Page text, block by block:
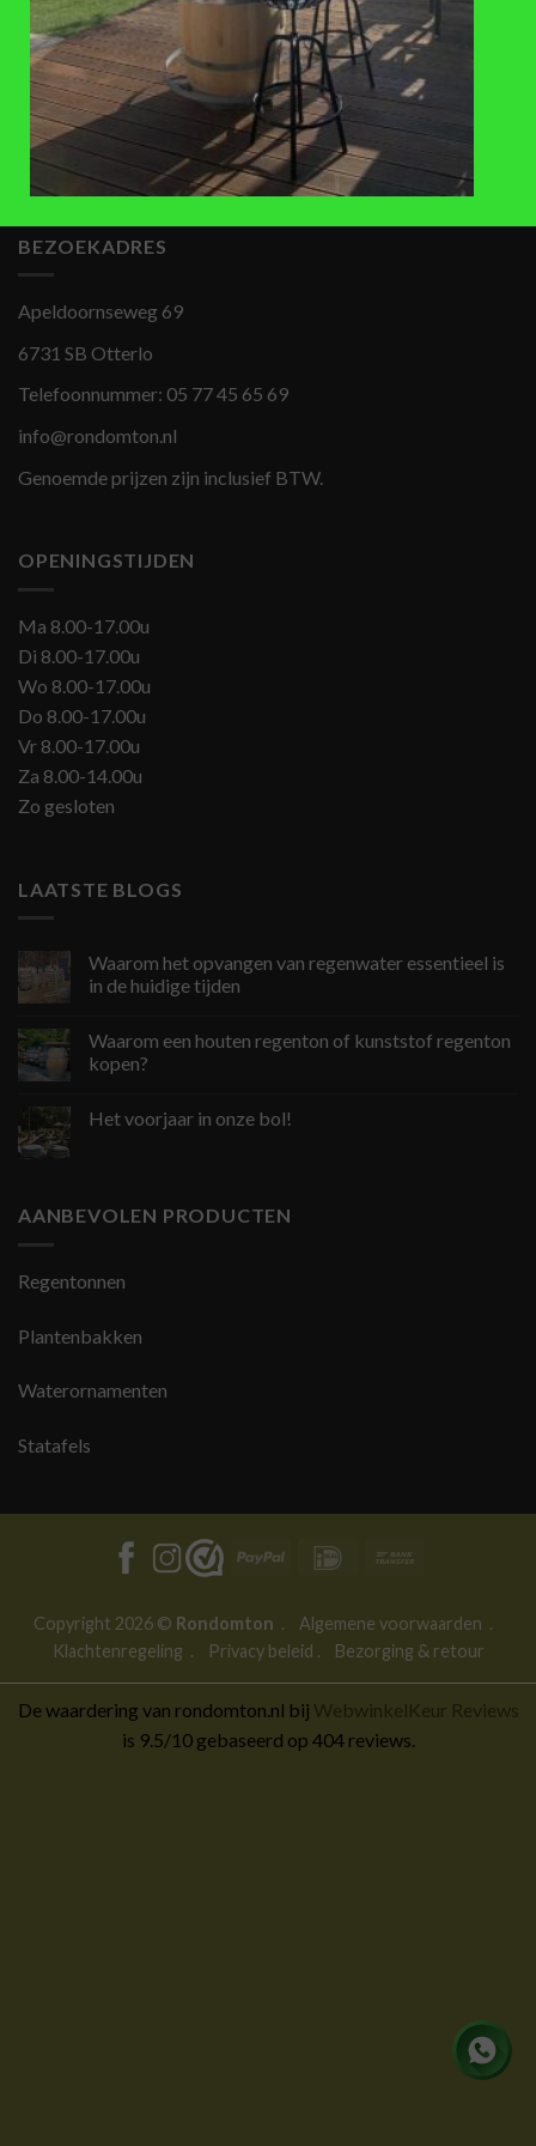
Terrastafels in de horeca
BEZOEKADRES
Apeldoornseweg 69
6731 SB Otterlo
Telefoonnummer: 05 77 45 65 69
info@rondomton.nl
Genoemde prijzen zijn inclusief BTW.
OPENINGSTIJDEN
Ma 8.00-17.00u
Di 8.00-17.00u
Wo 8.00-17.00u
Do 8.00-17.00u
Vr 8.00-17.00u
Za 8.00-14.00u
Zo gesloten
LAATSTE BLOGS
Waarom het opvangen van regenwater essentieel is
in de huidige tijden
Waarom een houten regenton of kunststof regenton
kopen?
Het voorjaar in onze bol!
AANBEVOLEN PRODUCTEN
Regentonnen
Plantenbakken
Waterornamenten
Statafels
PayPal IDeal
Copyright 2026 © Rondomton . Algemene voorwaarden .
Klachtenregeling . Privacy beleid . Bezorging & retour
De waardering van rondomton.nl bij WebwinkelKeur Reviews
is 9.5/10 gebaseerd op 404 reviews.